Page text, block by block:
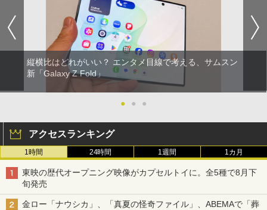
縦横比はどれがいい？ エンタメ目線で考える、サムスン
新「Galaxy Z Fold」
● ● ●
アクセスランキング
1時間 24時間 1週間 1カ月
東映の歴代オープニング映像がカプセルトイに。全5種で8月下
旬発売
金ロー「ナウシカ」、「真夏の怪奇ファイル」、ABEMAで「葬